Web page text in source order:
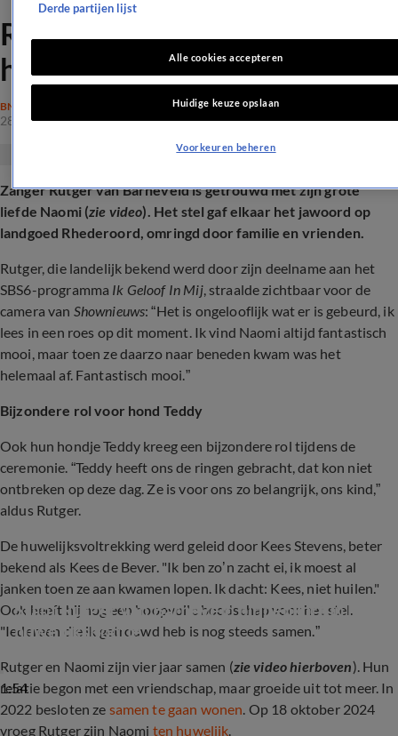
Rutger van Barneveld in het
huwelijksbootje gestapt
BN'ERS
28 aug 2025, 10:04
Zanger Rutger van Barneveld is getrouwd met zijn grote
liefde Naomi (zie video). Het stel gaf elkaar het jawoord op
landgoed Rhederoord, omringd door familie en vrienden.
Rutger, die landelijk bekend werd door zijn deelname aan het
SBS6-programma Ik Geloof In Mij, straalde zichtbaar voor de
camera van Shownieuws: “Het is ongelooflijk wat er is gebeurd, ik
lees in een roes op dit moment. Ik vind Naomi altijd fantastisch
mooi, maar toen ze daarzo naar beneden kwam was het
helemaal af. Fantastisch mooi.”
Bijzondere rol voor hond Teddy
Ook hun hondje Teddy kreeg een bijzondere rol tijdens de
ceremonie. “Teddy heeft ons de ringen gebracht, dat kon niet
ontbreken op deze dag. Ze is voor ons zo belangrijk, ons kind,”
aldus Rutger.
De huwelijksvoltrekking werd geleid door Kees Stevens, beter
bekend als Kees de Bever. "Ik ben zo’n zacht ei, ik moest al
janken toen ze aan kwamen lopen. Ik dacht: Kees, niet huilen."
Ook heeft hij nog een hoopvolle boodschap voor het stel.
"Iedereen die ik getrouwd heb is nog steeds samen.”
1:54
Stapt Rutger van Barneveld binnenkort in het
huwelijksbootje
Rutger en Naomi zijn vier jaar samen (zie video hierboven). Hun
relatie begon met een vriendschap, maar groeide uit tot meer. In
2022 besloten ze samen te gaan wonen. Op 18 oktober 2024
vroeg Rutger zijn Naomi ten huwelijk.
Derde partijen lijst
Alle cookies accepteren
Huidige keuze opslaan
Voorkeuren beheren